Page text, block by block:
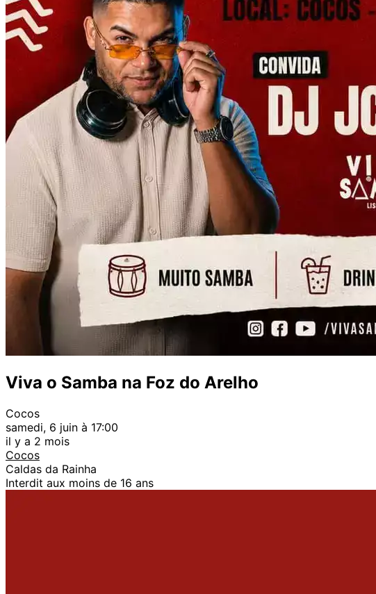
Viva o Samba na Foz do Arelho
Cocos
samedi, 6 juin à 17:00
il y a 2 mois
Cocos
Caldas da Rainha
Interdit aux moins de 16 ans